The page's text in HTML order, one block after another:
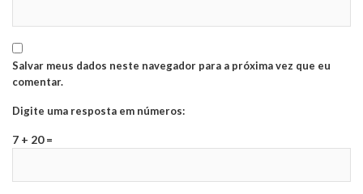
Salvar meus dados neste navegador para a próxima vez que eu
comentar.
Digite uma resposta em números:
7 + 20 =